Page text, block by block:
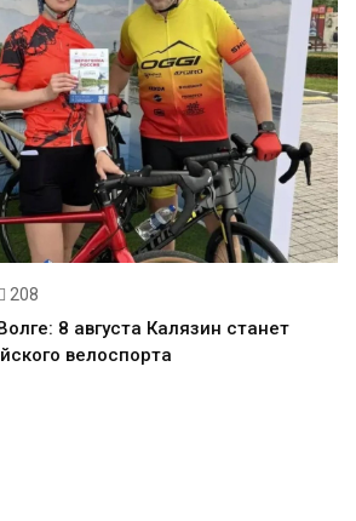
208
8 августа Калязин станет
велоспорта